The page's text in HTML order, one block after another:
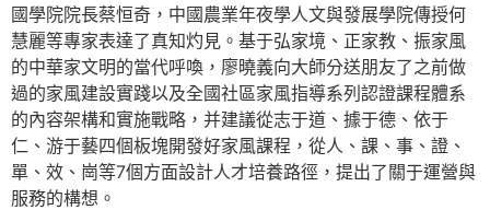
國學院院長蔡恒奇，中國農業年夜學人文與發展學院傳授何
慧麗等專家表達了真知灼見。基于弘家境、正家教、振家風
的中華家文明的當代呼喚，廖曉義向大師分送朋友了之前做
過的家風建設實踐以及全國社區家風指導系列認證課程體系
的內容架構和實施戰略，并建議從志于道、據于德、依于
仁、游于藝四個板塊開發好家風課程，從人、課、事、證、
單、效、崗等7個方面設計人才培養路徑，提出了關于運營與
服務的構想。